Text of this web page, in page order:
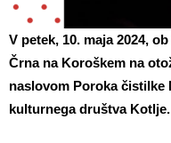
V petek, 10. maja 2024,
Črna na Koroškem na
naslovom Poroka čistilke
kulturnega društva Kotlje.